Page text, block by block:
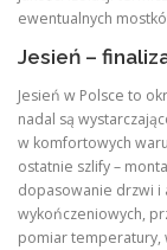
ewentualnych
Jesień –
Jesień w Polsce to
nadal są
w komfortowych
ostatnie szlify –
dopasowanie drzwi i
wykończeniowych,
pomiar temperatury,